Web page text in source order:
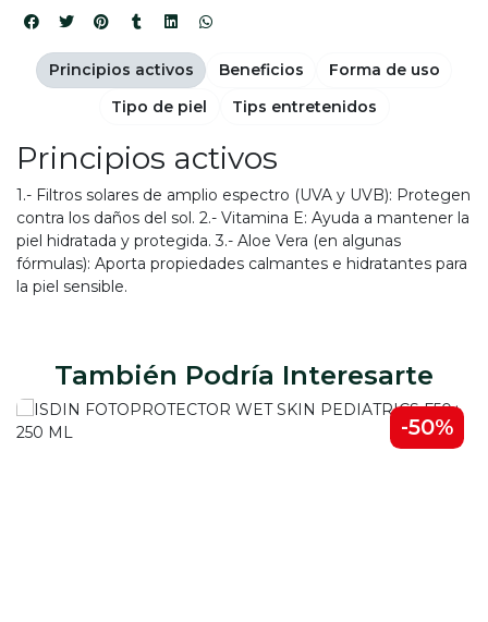
Principios activos
1.- Filtros solares de amplio espectro (UVA y UVB): Protegen
contra los daños del sol. 2.- Vitamina E: Ayuda a mantener la
piel hidratada y protegida. 3.- Aloe Vera (en algunas
fórmulas): Aporta propiedades calmantes e hidratantes para
la piel sensible.
Principios activos Beneficios
Forma de uso
Tipo de piel
Tips entretenidos
También Podría Interesarte
-50%